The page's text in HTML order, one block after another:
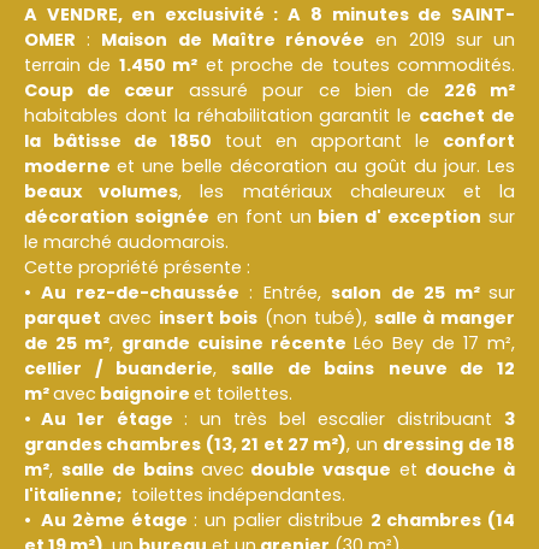
A VENDRE, en exclusivité : A 8 minutes de SAINT-
OMER : Maison de Maître rénovée en 2019 sur un
terrain de 1.450 m² et proche de toutes commodités.
Coup de cœur assuré pour ce bien de 226 m²
habitables dont la réhabilitation garantit le cachet de
la bâtisse de 1850 tout en apportant le confort
moderne et une belle décoration au goût du jour. Les
beaux volumes, les matériaux chaleureux et la
décoration soignée en font un bien d' exception sur
le marché audomarois.
Cette propriété présente :
Au rez-de-chaussée : Entrée,salon de 25 m²sur
parquet avec insert bois (non tubé), salle à manger
de 25 m², grande cuisine récente Léo Bey de 17 m²,
cellier / buanderie, salle de bains
neuve de 12
m²avec baignoire et toilettes.
Au 1er étage : un très bel escalier distribuant 3
grandes chambres (13, 21 et 27 m²), un dressing de 18
m², salle de bains avec double vasque et douche à
l'italienne; toilettes indépendantes.
Au 2ème étage : un palier distribue 2 chambres (14